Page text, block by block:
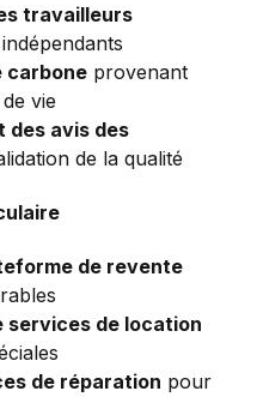
travailleurs
carbone provenant
vie
des avis des
de la qualité
de revente
services de location
de réparation pour